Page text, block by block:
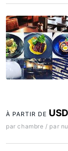
À PARTIR DE
par chambre / par